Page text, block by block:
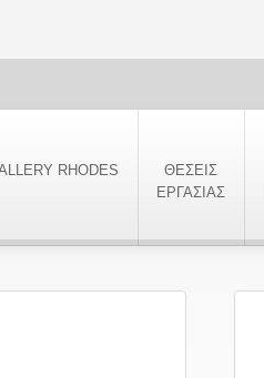
RHODES
ΘΕΣΕΙΣ
ΕΡΓΑΣΙΑΣ